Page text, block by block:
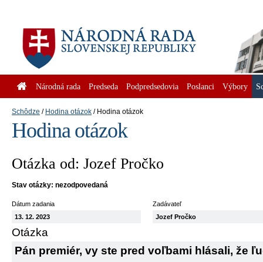
Národná rada Predseda Podpredsedovia Poslanci Výbory
Schôdze Hodina otázok Hodina otázok
Hodina otázok
Otázka od: Jozef Pročko
Stav otázky: nezodpovedaná
Dátum zadania
13. 12. 2023
Zadávateľ
Jozef Pročko
Otázka
Pán premiér, vy ste pred voľbami hlásali, že